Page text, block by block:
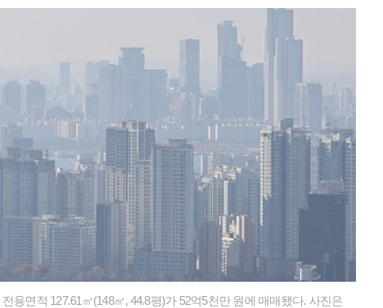
용면적 127.61㎡(148㎡, 44.8평)가 52억5천만 원에 매매됐다. 사진은